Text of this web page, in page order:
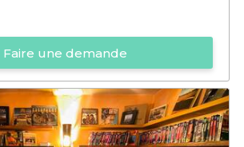
Faire une demande